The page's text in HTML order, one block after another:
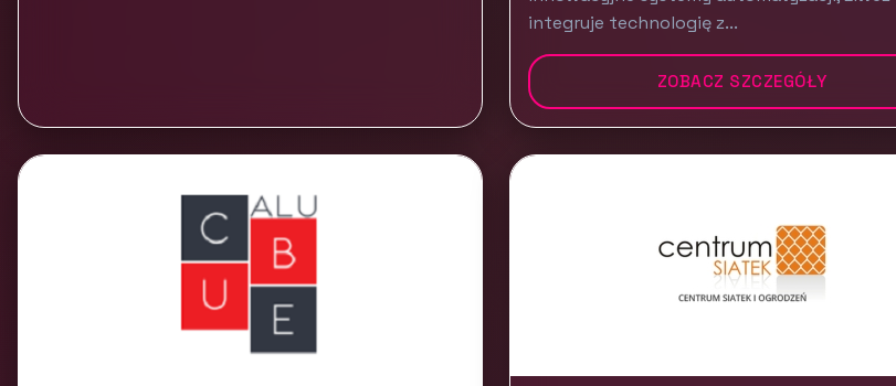
integruje technologię z...
ZOBACZ SZCZEGÓŁY